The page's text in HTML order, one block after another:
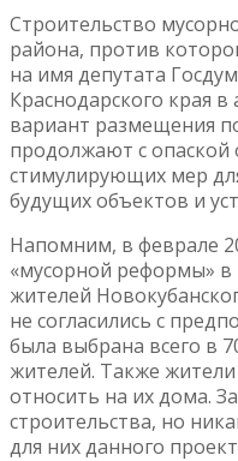
Строительство
района, против
на имя депутата
Краснодарского края
вариант размещения
продолжают с опаской
стимулирующих мер
будущих объектов и
Напомним, в феврале
«мусорной реформы»
жителей
не согласились с
была выбрана всего в
жителей. Также
относить на их дома.
строительства, но
для них данного